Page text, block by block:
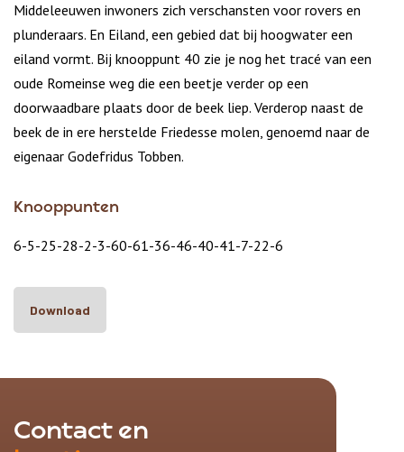
Middeleeuwen inwoners zich verschansten voor rovers en
plunderaars. En Eiland, een gebied dat bij hoogwater een
eiland vormt. Bij knooppunt 40 zie je nog het tracé van een
oude Romeinse weg die een beetje verder op een
doorwaadbare plaats door de beek liep. Verderop naast de
beek de in ere herstelde Friedesse molen, genoemd naar de
eigenaar Godefridus Tobben.
Knooppunten
6-5-25-28-2-3-60-61-36-46-40-41-7-22-6
Download
Contact en